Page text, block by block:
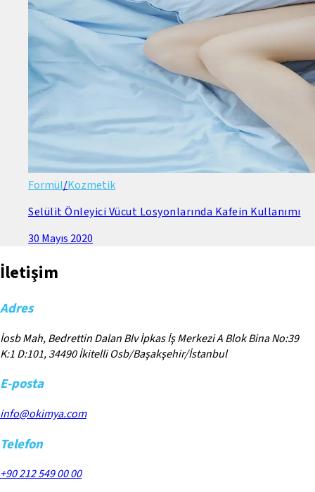
Formül/Kozmetik
Selülit Önleyici Vücut Losyonlarında Kafein Kullanımı
30 Mayıs 2020
İletişim
Adres
İosb Mah, Bedrettin Dalan Blv İpkas İş Merkezi A Blok Bina No:39
K:1 D:101, 34490 İkitelli Osb/Başakşehir/İstanbul
E-posta
info@okimya.com
Telefon
+90 212 549 00 00